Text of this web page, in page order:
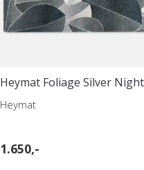
Heymat Foliage Silver
cm
Heymat
1.650,-